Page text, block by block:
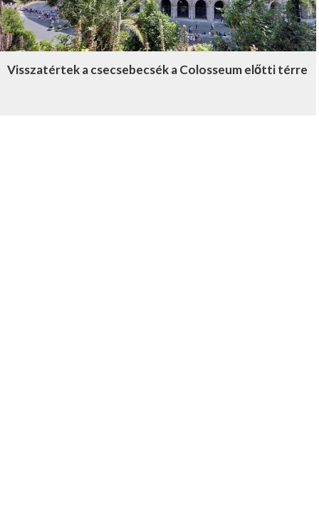
Visszatértek a csecsebecsék a Colosseum előtti térre